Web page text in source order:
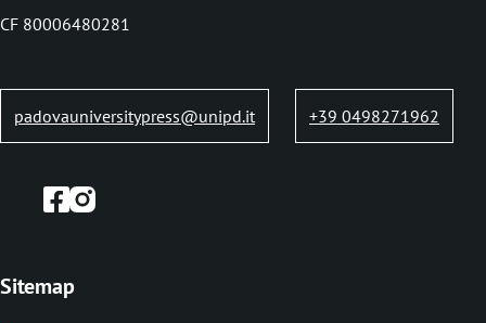
p
n
e
CF 80006480281
padovauniversitypress@unipd.it +39 0498271962
Sitemap